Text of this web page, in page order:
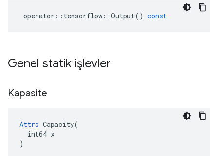
operator :: tensorflow ::Output() const
Genel statik işlevler
Kapasite
Attrs Capacity(
  int64 x
)